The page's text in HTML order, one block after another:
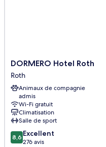
DORMERO
Hotel
Roth
Roth
DORMERO Hotel Roth
Roth
Animaux de compagnie
admis
Wi-Fi gratuit
Climatisation
Salle de sport
8.6
sur
8,6 Excellent
276 avis